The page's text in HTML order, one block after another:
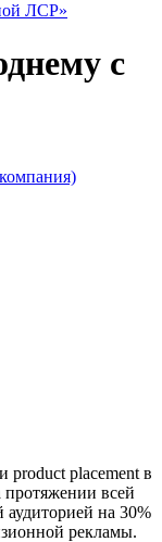
ЛСР»
с
product placement в
всей
аудиторией на 30%
рекламы.